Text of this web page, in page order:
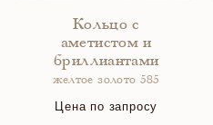
Кольцо с
аметистом и
бриллиантами
желтое золото 585
Цена по запросу